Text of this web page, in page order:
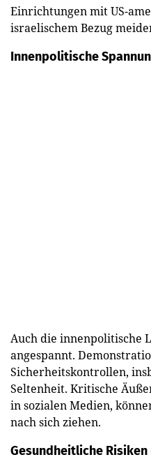
Einrichtungen mit US-
israelischem Bezug
Innenpolitische
Auch die innenpolitische
angespannt.
Sicherheitskontrollen,
Seltenheit. Kritische
in sozialen Medien,
nach sich ziehen.
Gesundheitliche